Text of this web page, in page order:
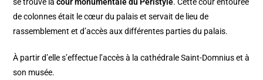
se trouve lacour monumentale du Péristyle. Cette cour entourée
de colonnes était le cœur du palais et servait de lieu de
rassemblement et d’accès aux différentes parties du palais.
À partir d’elle s’effectue l’accès à la cathédrale Saint-Domnius et à
son musée.